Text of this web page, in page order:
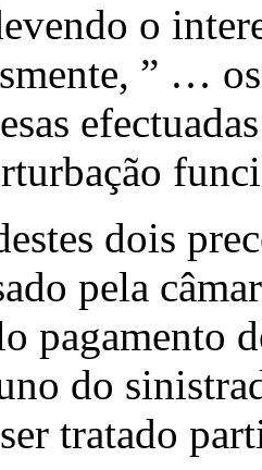
o
” …
dois
pela
pagamento
do
tratado